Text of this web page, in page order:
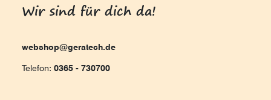
Wir sind für dich da!
webshop@geratech.de
Telefon: 0365 - 730700